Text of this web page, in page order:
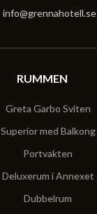
info@grennahotell.se
RUMMEN
Greta Garbo Sviten
Superior med Balkong
Portvakten
Deluxerum i Annexet
Dubbelrum